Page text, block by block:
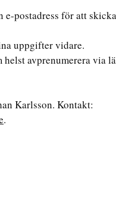
e-postadress för att skicka
uppgifter vidare.
helst avprenumerera via
Karlsson. Kontakt:
.